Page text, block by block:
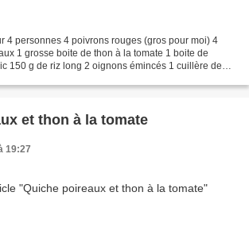
4 personnes 4 poivrons rouges (gros pour moi) 4
1 grosse boite de thon à la tomate 1 boite de
150 g de riz long 2 oignons émincés 1 cuillère de
et thon à la tomate
19:27